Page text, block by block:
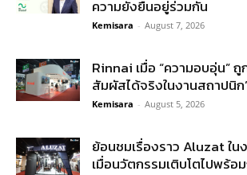
ความยั่งยืนอยู่ร่วมกัน
Kemisara - August 7, 2026
Rinnai เมื่อ “ความอบอุ่น”
สัมผัสได้จริงในงานสถาปนิก
Kemisara - August 5, 2026
ย้อนชมเรื่องราว Aluzat ใน
เมื่อนวัตกรรมเติบโตไปพร้อ